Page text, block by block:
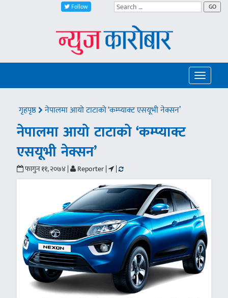
Follow GO
Toggle
गृहपृष्ठ नेपालमा आयो टाटाको ‘कम्प्याक्ट एसयूभी नेक्सन’
नेपालमा आयो टाटाको ‘कम्प्याक्ट
एसयूभी नेक्सन’
फागुन ११, २०७४ | Reporter | |